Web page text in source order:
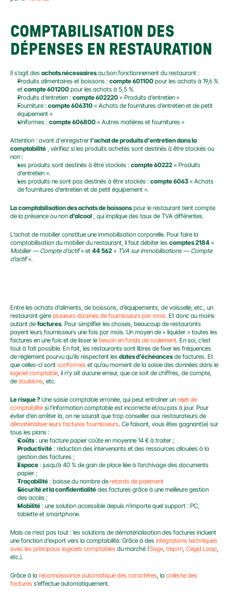
COMPTABILISATION DES
DÉPENSES EN RESTAURATION
Il s’agit des achats nécessaires au bon fonctionnement du restaurant :
Produits alimentaires et boissons : compte 601100 pour les achats à 19,6 %
et compte 601200 pour les achats à 5,5 %
Produits d’entretien : compte 602220 « Produits d’entretien »
Fourniture : compte 606310 « Achats de fournitures d’entretien et de petit
équipement »
Uniformes : compte 606800 « Autres matières et fournitures »
Attention : avant d'enregistrer l'achat de produits d'entretien dans la
comptabilité , vérifiez si les produits achetés sont destinés à être stockés ou
non :
Les produits sont destinés à être stockés : compte 60222 « Produits
d’entretien ».
Les produits ne sont pas destinés à être stockés : compte 6063 « Achats
de fournitures d’entretien et de petit équipement ».
La comptabilisation des achats de boissons pour le restaurant tient compte
de la présence ou non d’alcool , qui implique des taux de TVA différentes.
L’achat de mobilier constitue une immobilisation corporelle. Pour faire la
comptabilisation du mobilier du restaurant, il faut débiter les comptes 2184
Mobilier — Compte d’actif » et 44 562 « TVA sur immobilisations — Compte
d’actif ».
Entre les achats d’aliments, de boissons, d’équipements, de vaisselle, etc., un
restaurant gère plusieurs dizaines de fournisseurs par mois. Et donc au moins
autant de factures. Pour simplifier les choses, beaucoup de restaurants
payent leurs fournisseurs une fois par mois. Un moyen de « liquider » toutes les
factures en une fois et de lisser le besoin en fonds de roulement. En soi, c’est
tout à fait possible. En fait, les restaurants sont libres de fixer les fréquences
de règlement pourvu qu’ils respectent les dates d’échéances de factures. Et
que celles-ci sont conformes
logiciel comptable , il n’y ait aucune erreur, que ce soit de chiffres, de compte,
de doublons , etc.
Le risque ? Une saisie comptable erronée, qui peut entraîner un rejet de
comptabilité si l’information comptable est incorrecte et/ou pas à jour. Pour
dématérialiser leurs factures fournisseurs. Ce faisant, vous êtes gagnant(e) sur
tous les plans :
Coûts : une facture papier coûte en moyenne 14 € à traiter ;
Productivité : réduction des intervenants et des ressources allouées à la
gestion des factures ;
Espace : jusqu’à 40 % de gain de place liée à l’archivage des documents
papier ;
Traçabilité : baisse du nombre de retards de paiement
Sécurité et la confidentialité des factures grâce à une meilleure gestion
des accès ;
Mobilité : une solution accessible depuis n’importe quel support : PC,
tablette et smartphone.
Mais ce n’est pas tout : les solutions de dématérialisation des factures incluent
une fonction d’export vers la comptabilité. Grâce à des intégrations techniques
avec les principaux logiciels comptables du marché (Sage Inqom Cegid Loop
etc.).
Grâce à la reconnaissance automatique des caractères , la collecte des
factures s’effectue automatiquement.